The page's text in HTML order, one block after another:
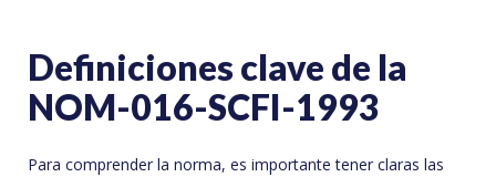
Definiciones clave de la
NOM-016-SCFI-1993
Para comprender la norma, es importante tener claras las